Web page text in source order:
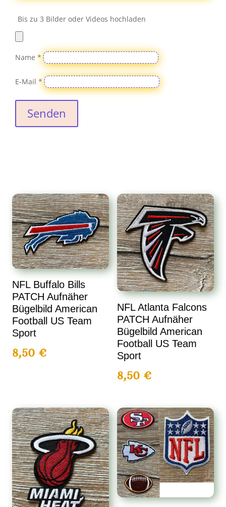
Bis zu 3 Bilder oder Videos hochladen
Name*
E-Mail*
Senden
NFL Buffalo Bills
PATCH Aufnäher
Bügelbild American
Football US Team
Sport
8,50€
NFL Atlanta Falcons
PATCH Aufnäher
Bügelbild American
Football US Team
Sport
8,50 €